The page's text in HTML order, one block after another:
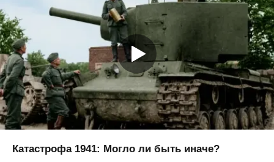
Катастрофа 1941: Могло ли быть иначе?